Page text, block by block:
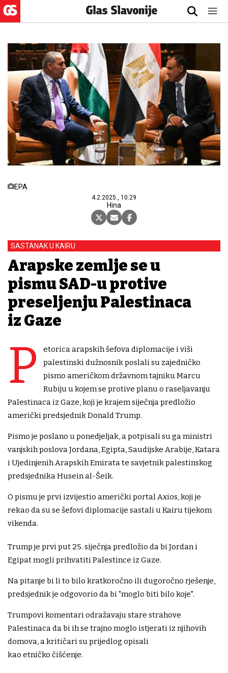
EPA
4.2.2025., 10:29
Hina
SASTANAK U KAIRU
Arapske zemlje se u
pismu SAD-u protive
preseljenju Palestinaca
iz Gaze
P
etorica arapskih šefova diplomacije i viši
palestinski dužnosnik poslali su zajedničko
pismo američkom državnom tajniku Marcu
Rubiju u kojem se protive planu o raseljavanju
Palestinaca iz Gaze, koji je krajem siječnja predložio
američki predsjednik Donald Trump.
Pismo je poslano u ponedjeljak, a potpisali su ga ministri
vanjskih poslova Jordana, Egipta, Saudijske Arabije, Katara
i Ujedinjenih Arapskih Emirata te savjetnik palestinskog
predsjednika Husein al-Šeik.
O pismu je prvi izvijestio američki portal Axios, koji je
rekao da su se šefovi diplomacije sastali u Kairu tijekom
vikenda.
Trump je prvi put 25. siječnja predložio da bi Jordan i
Egipat mogli prihvatiti Palestince iz Gaze.
Na pitanje bi li to bilo kratkoročno ili dugoročno rješenje,
predsjednik je odgovorio da bi "moglo biti bilo koje".
Trumpovi komentari odražavaju stare strahove
Palestinaca da bi ih se trajno moglo istjerati iz njihovih
domova, a kritičari su prijedlog opisali
kao etničko čišćenje.